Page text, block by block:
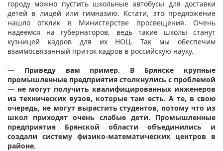
городу можно пустить школьные автобусы для доставки
детей в лицей или гимназию. Кстати, это предложение
нашло отклик в Министерстве просвещения. Очень
надеемся на губернаторов, ведь такие школы станут
кузницей кадров для их НОЦ. Так мы обеспечим
взаимосвязанный приток кадров в российскую науку.
— Приведу вам пример. В Брянске крупные
промышленные предприятия столкнулись с проблемой
— не могут получить квалифицированных инженеров
из технических вузов, которые там есть. А те, в свою
очередь, не могут вырастить студентов, потому что из
школ приходят очень слабые дети. Промышленные
предприятия Брянской области объединились и
создали систему физико-математических центров в
районе.